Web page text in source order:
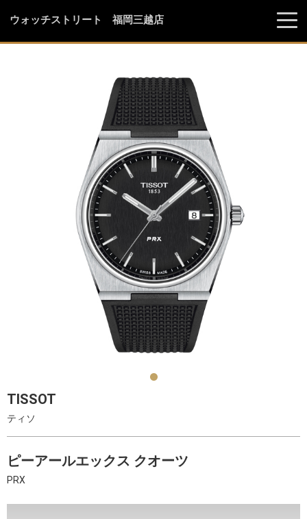
ウォッチストリート 福岡三越店
TISSOT
ティソ
ピーアールエックス クオーツ
PRX